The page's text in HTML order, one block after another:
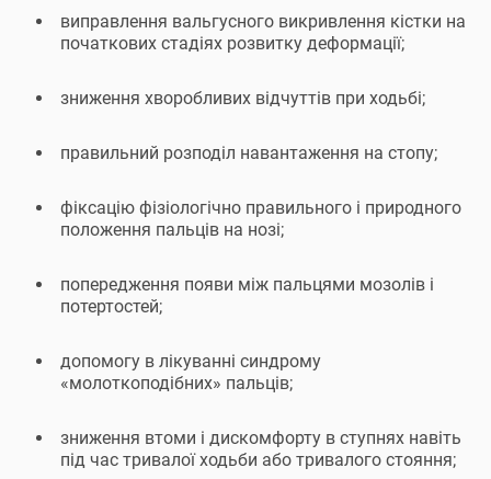
виправлення вальгусного викривлення кістки на
початкових стадіях розвитку деформації;
зниження хворобливих відчуттів при ходьбі;
правильний розподіл навантаження на стопу;
фіксацію фізіологічно правильного і природного
положення пальців на нозі;
попередження появи між пальцями мозолів і
потертостей;
допомогу в лікуванні синдрому
«молоткоподібних» пальців;
зниження втоми і дискомфорту в ступнях навіть
під час тривалої ходьби або тривалого стояння;